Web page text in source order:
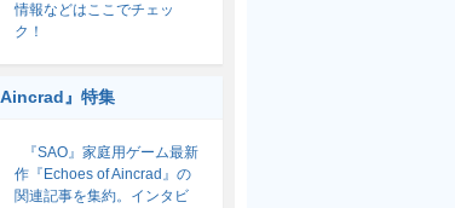
情報などはここでチェッ
ク！
』特集
『SAO』家庭用ゲーム最新
作『Echoes of Aincrad』の
関連記事を集約。インタビ